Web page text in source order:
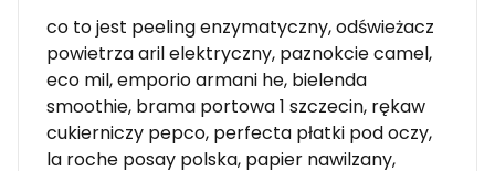
co to jest peeling enzymatyczny, odświeżacz
powietrza aril elektryczny, paznokcie camel,
eco mil, emporio armani he, bielenda
smoothie, brama portowa 1 szczecin, rękaw
cukierniczy pepco, perfecta płatki pod oczy,
la roche posay polska, papier nawilzany,